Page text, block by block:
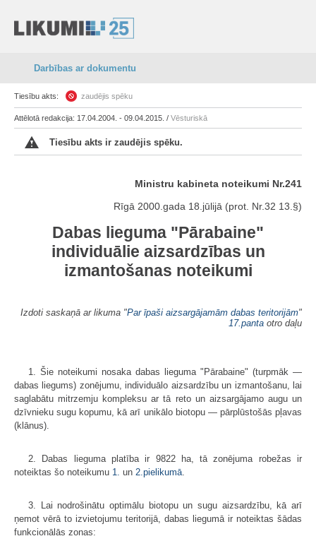
Darbības ar dokumentu
Tiesību akts: zaudējis spēku
Attēlotā redakcija: 17.04.2004. - 09.04.2015. / Vēsturiskā
Tiesību akts ir zaudējis spēku.
Ministru kabineta noteikumi Nr.241
Rīgā 2000.gada 18.jūlijā (prot. Nr.32 13.§)
Dabas lieguma "Pārabaine"
individuālie aizsardzības un
izmantošanas noteikumi
Izdoti saskaņā ar likuma "Par īpaši aizsargājamām dabas teritorijām"
17.panta otro daļu
1. Šie noteikumi nosaka dabas lieguma "Pārabaine" (turpmāk —
dabas liegums) zonējumu, individuālo aizsardzību un izmantošanu, lai
saglabātu mitrzemju kompleksu ar tā reto un aizsargājamo augu un
dzīvnieku sugu kopumu, kā arī unikālo biotopu — pārplūstošās pļavas
(klānus).
2. Dabas lieguma platība ir 9822 ha, tā zonējuma robežas ir
noteiktas šo noteikumu 1. un 2.pielikumā
3. Lai nodrošinātu optimālu biotopu un sugu aizsardzību, kā arī
ņemot vērā to izvietojumu teritorijā, dabas liegumā ir noteiktas šādas
funkcionālās zonas: